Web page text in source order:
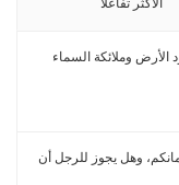
وملائكة السماء
وهل يجوز للرجل أن